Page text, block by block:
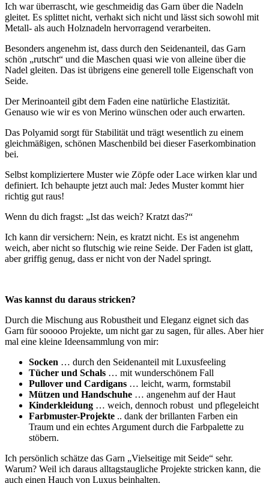
Ich war überrascht, wie geschmeidig das Garn über die Nadeln
gleitet. Es splittet nicht, verhakt sich nicht und lässt sich sowohl mit
Metall- als auch Holznadeln hervorragend verarbeiten.
Besonders angenehm ist, dass durch den Seidenanteil, das Garn
schön „rutscht“ und die Maschen quasi wie von alleine über die
Nadel gleiten. Das ist übrigens eine generell tolle Eigenschaft von
Seide.
Der Merinoanteil gibt dem Faden eine natürliche Elastizität.
Genauso wie wir es von Merino wünschen oder auch erwarten.
Das Polyamid sorgt für Stabilität und trägt wesentlich zu einem
gleichmäßigen, schönen Maschenbild bei dieser Faserkombination
bei.
Selbst kompliziertere Muster wie Zöpfe oder Lace wirken klar und
definiert. Ich behaupte jetzt auch mal: Jedes Muster kommt hier
richtig gut raus!
Wenn du dich fragst: „Ist das weich? Kratzt das?“
Ich kann dir versichern: Nein, es kratzt nicht. Es ist angenehm
weich, aber nicht so flutschig wie reine Seide. Der Faden ist glatt,
aber griffig genug, dass er nicht von der Nadel springt.
Was kannst du daraus stricken?
Durch die Mischung aus Robustheit und Eleganz eignet sich das
Garn für sooooo Projekte, um nicht gar zu sagen, für alles. Aber hier
mal eine kleine Ideensammlung von mir:
Socken … durch den Seidenanteil mit Luxusfeeling
Tücher und Schals … mit wunderschönem Fall
Pullover und Cardigans … leicht, warm, formstabil
Mützen und Handschuhe … angenehm auf der Haut
Kinderkleidung … weich, dennoch robust und pflegeleicht
Farbmuster-Projekte .. dank der brillanten Farben ein
Traum und ein echtes Argument durch die Farbpalette zu
stöbern.
Ich persönlich schätze das Garn „Vielseitige mit Seide“ sehr.
Warum? Weil ich daraus alltagstaugliche Projekte stricken kann, die
auch einen Hauch von Luxus beinhalten.